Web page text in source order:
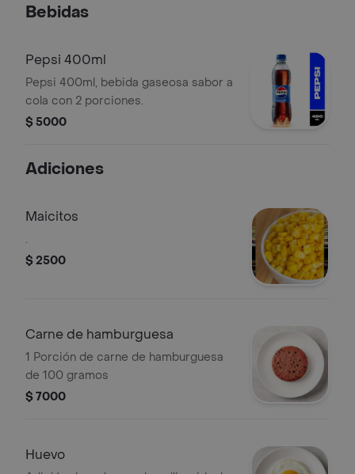
Bebidas
Pepsi 400ml
Pepsi 400ml, bebida gaseosa sabor a
cola con 2 porciones.
$ 5000
Adiciones
Maicitos
.
$ 2500
Carne de hamburguesa
1 Porción de carne de hamburguesa
de 100 gramos
$ 7000
Huevo